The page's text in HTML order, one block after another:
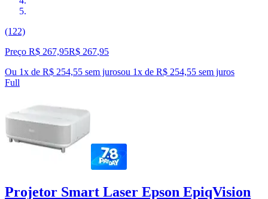
(122)
Preço R$ 267,95R$ 267,95
Ou 1x de R$ 254,55 sem jurosou 1x de R$ 254,55 sem juros
Full
Projetor Smart Laser Epson EpiqVision